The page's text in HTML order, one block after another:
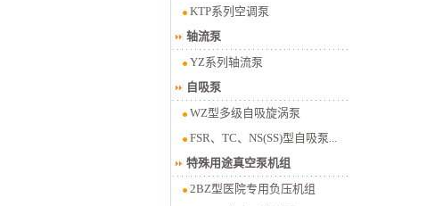
KTP系列空调泵
轴流泵
YZ系列轴流泵
自吸泵
WZ型多级自吸旋涡泵
FSR、TC、NS(SS)型自吸泵...
特殊用途真空泵机组
2BZ型医院专用负压机组